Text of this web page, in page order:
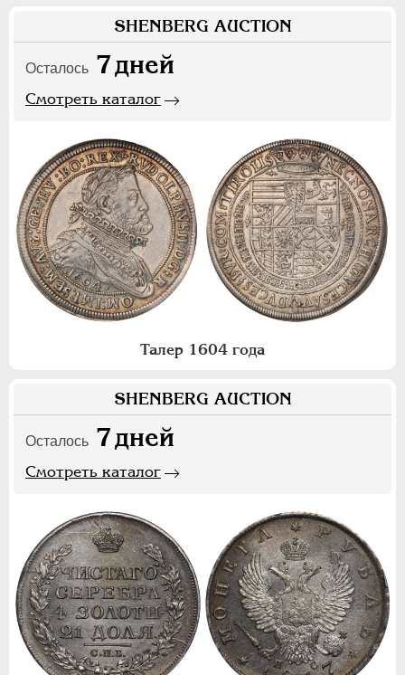
SHENBERG AUCTION
Осталось 7дней
Смотреть каталог
Талер 1604 года
SHENBERG AUCTION
Осталось 7дней
Смотреть каталог